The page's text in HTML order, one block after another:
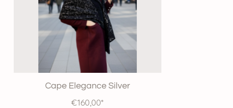
Cape Elegance Silver
€160,00*